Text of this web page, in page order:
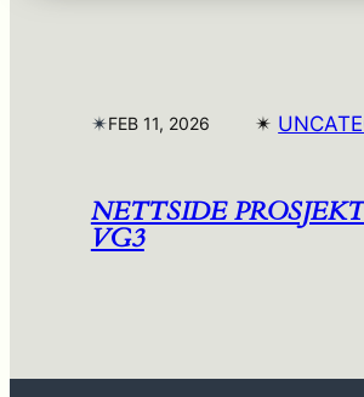
✴︎FEB 11, 2026 ✴︎
NETTSIDE
VG3